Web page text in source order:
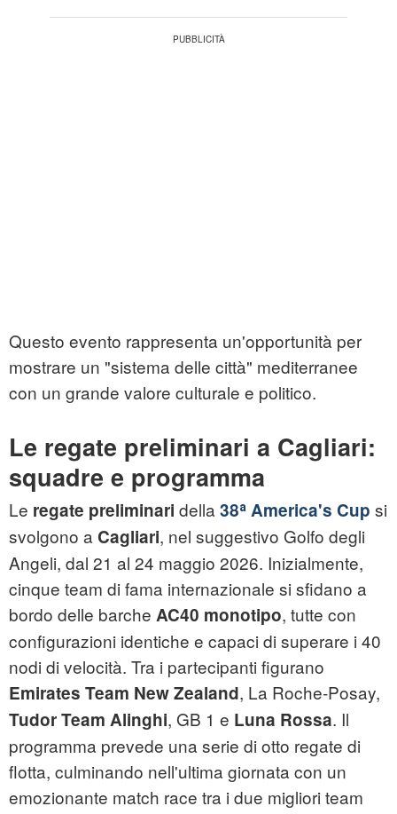
Questo evento rappresenta un'opportunità per
mostrare un "sistema delle città" mediterranee
con un grande valore culturale e politico.
Le regate preliminari a Cagliari:
squadre e programma
Le regate preliminari della 38ᵃ America's Cup si
svolgono a Cagliari, nel suggestivo Golfo degli
Angeli, dal 21 al 24 maggio 2026. Inizialmente,
cinque team di fama internazionale si sfidano a
bordo delle barche AC40 monotipo, tutte con
configurazioni identiche e capaci di superare i 40
nodi di velocità. Tra i partecipanti figurano
Emirates Team New Zealand, La Roche-Posay,
Tudor Team Alinghi, GB 1 e Luna Rossa. Il
programma prevede una serie di otto regate di
flotta, culminando nell'ultima giornata con un
emozionante match race tra i due migliori team